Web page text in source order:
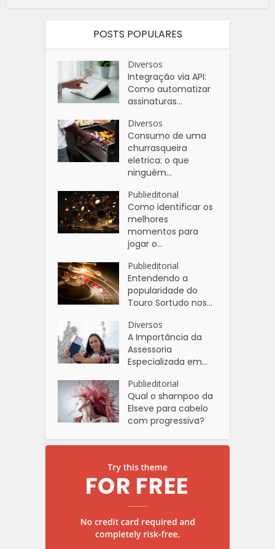
POSTS POPULARES
Diversos
Integração via API:
Como automatizar
assinaturas...
Diversos
Consumo de uma
churrasqueira
eletrica: o que
ninguém...
Publieditorial
Como identificar os
melhores
momentos para
jogar o...
Publieditorial
Entendendo a
popularidade do
Touro Sortudo nos...
Diversos
A Importância da
Assessoria
Especializada em...
Publieditorial
Qual o shampoo da
Elseve para cabelo
com progressiva?